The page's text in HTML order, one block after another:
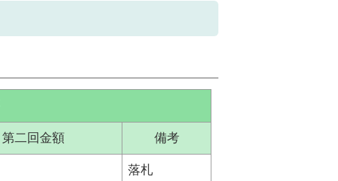
第二回金額 備考
落札